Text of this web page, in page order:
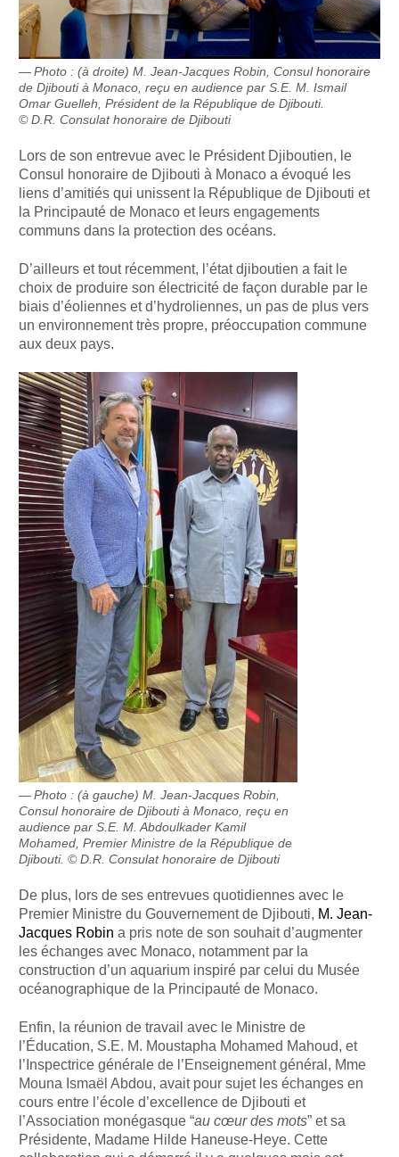
Photo : (à droite) M. Jean-Jacques Robin, Consul honoraire
de Djibouti à Monaco, reçu en audience par S.E. M. Ismail
Omar Guelleh, Président de la République de Djibouti.
© D.R. Consulat honoraire de Djibouti
Lors de son entrevue avec le Président Djiboutien, le
Consul honoraire de Djibouti à Monaco a évoqué les
liens d’amitiés qui unissent la République de Djibouti et
la Principauté de Monaco et leurs engagements
communs dans la protection des océans.
D’ailleurs et tout récemment, l’état djiboutien a fait le
choix de produire son électricité de façon durable par le
biais d’éoliennes et d’hydroliennes, un pas de plus vers
un environnement très propre, préoccupation commune
aux deux pays.
Photo : (à gauche) M. Jean-Jacques Robin,
Consul honoraire de Djibouti à Monaco, reçu en
audience par S.E. M. Abdoulkader Kamil
Mohamed, Premier Ministre de la République de
Djibouti. © D.R. Consulat honoraire de Djibouti
De plus, lors de ses entrevues quotidiennes avec le
Premier Ministre du Gouvernement de Djibouti, M. Jean-
Jacques Robin a pris note de son souhait d’augmenter
les échanges avec Monaco, notamment par la
construction d’un aquarium inspiré par celui du Musée
océanographique de la Principauté de Monaco.
Enfin, la réunion de travail avec le Ministre de
l’Éducation, S.E. M. Moustapha Mohamed Mahoud, et
l’Inspectrice générale de l’Enseignement général, Mme
Mouna Ismaël Abdou, avait pour sujet les échanges en
cours entre l’école d’excellence de Djibouti et
l’Association monégasque “au cœur des mots” et sa
Présidente, Madame Hilde Haneuse-Heye. Cette